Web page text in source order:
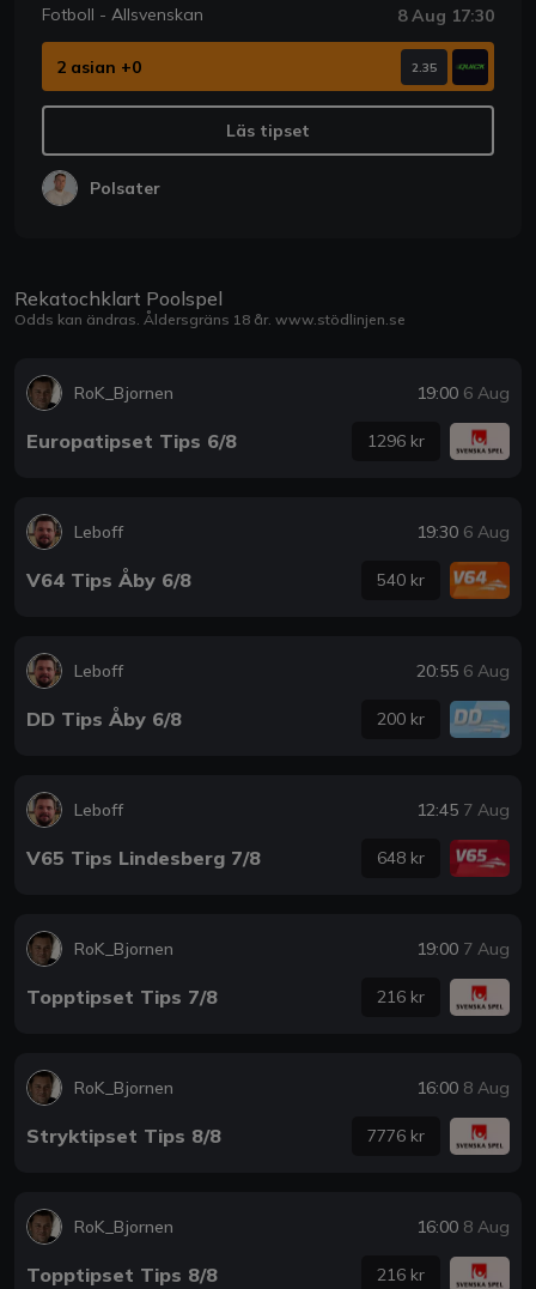
Fotboll - Allsvenskan 8 Aug 17:30
2 asian +0 2.35
Läs tipset
Polsater
Rekatochklart Poolspel
Odds kan ändras. Åldersgräns 18 år. www.stödlinjen.se
RoK_Bjornen 19:00 6 Aug
Europatipset Tips 6/8 1296 kr
Leboff 19:30 6 Aug
V64 Tips Åby 6/8 540 kr
Leboff 20:55 6 Aug
DD Tips Åby 6/8 200 kr
Leboff 12:45 7 Aug
V65 Tips Lindesberg 7/8 648 kr
RoK_Bjornen 19:00 7 Aug
Topptipset Tips 7/8 216 kr
RoK_Bjornen 16:00 8 Aug
Stryktipset Tips 8/8 7776 kr
RoK_Bjornen 16:00 8 Aug
Topptipset Tips 8/8 216 kr